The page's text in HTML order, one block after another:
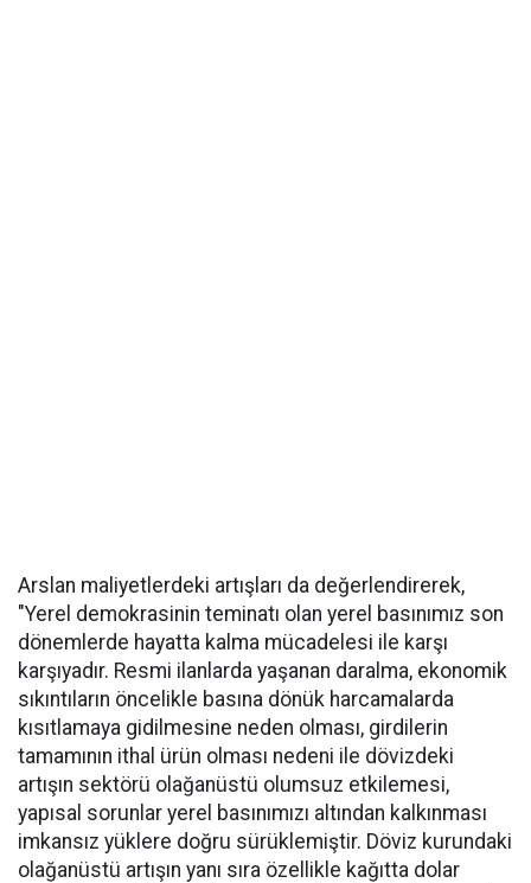
Arslan maliyetlerdeki artışları da değerlendirerek,
"Yerel demokrasinin teminatı olan yerel basınımız son
dönemlerde hayatta kalma mücadelesi ile karşı
karşıyadır. Resmi ilanlarda yaşanan daralma, ekonomik
sıkıntıların öncelikle basına dönük harcamalarda
kısıtlamaya gidilmesine neden olması, girdilerin
tamamının ithal ürün olması nedeni ile dövizdeki
artışın sektörü olağanüstü olumsuz etkilemesi,
yapısal sorunlar yerel basınımızı altından kalkınması
imkansız yüklere doğru sürüklemiştir. Döviz kurundaki
olağanüstü artışın yanı sıra özellikle kağıtta dolar